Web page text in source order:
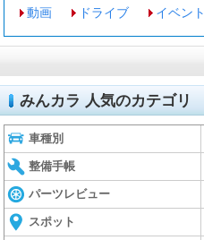
動画 ドライブ イベント
みんカラ 人気のカテゴリ
車種別
整備手帳
パーツレビュー
スポット